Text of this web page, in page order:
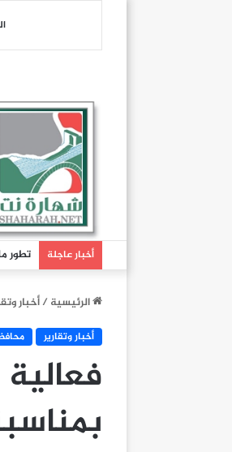
أخبار عاجلة تطور
الرئيسية/أخبار
أخبار وتقارير